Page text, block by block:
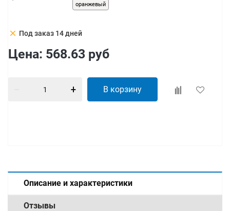
оранжевый
clear Под заказ 14 дней
Цена: 568.63 руб
В корзину
Описание и характеристики
Отзывы